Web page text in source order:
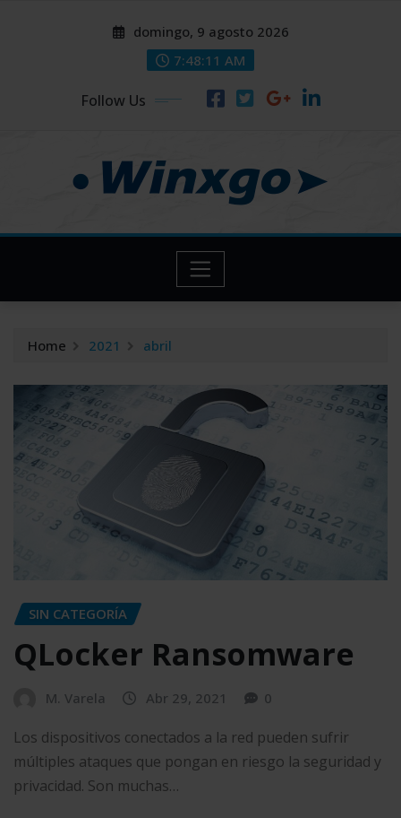
domingo, 9 agosto 2026
7:48:12 AM
Follow Us
Home 2021 abril
SIN CATEGORÍA
QLocker Ransomware
M. Varela Abr 29, 2021 0
Los dispositivos conectados a la red pueden sufrir
múltiples ataques que pongan en riesgo la seguridad y
privacidad. Son muchas…